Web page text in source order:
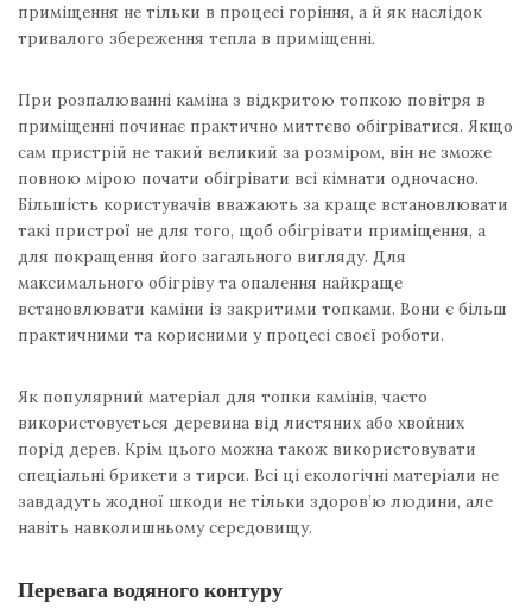
приміщення не тільки в процесі горіння, а й як наслідок
тривалого збереження тепла в приміщенні.
При розпалюванні каміна з відкритою топкою повітря в
приміщенні починає практично миттєво обігріватися. Якщо
сам пристрій не такий великий за розміром, він не зможе
повною мірою почати обігрівати всі кімнати одночасно.
Більшість користувачів вважають за краще встановлювати
такі пристрої не для того, щоб обігрівати приміщення, а
для покращення його загального вигляду. Для
максимального обігріву та опалення найкраще
встановлювати каміни із закритими топками. Вони є більш
практичними та корисними у процесі своєї роботи.
Як популярний матеріал для топки камінів, часто
використовується деревина від листяних або хвойних
порід дерев. Крім цього можна також використовувати
спеціальні брикети з тирси. Всі ці екологічні матеріали не
завдадуть жодної шкоди не тільки здоров’ю людини, але
навіть навколишньому середовищу.
Перевага водяного контуру